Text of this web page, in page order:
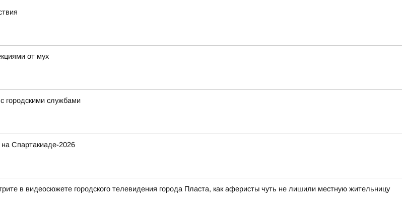
от мух
городскими службами
на Спартакиаде-2026
в видеосюжете городского телевидения города Пласта, как аферисты чуть не лишили местную жительницу